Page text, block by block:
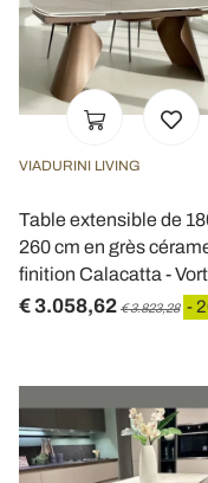
VIADURINI LIVING
Table extensible de
260 cm en grès
finition Calacatta -
€ 3.058,62 € 3.823,28 -